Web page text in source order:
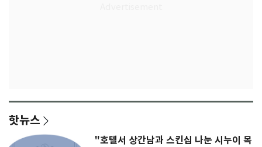
핫뉴스
"호텔서 상간남과 스킨십 나눈 시누이 목